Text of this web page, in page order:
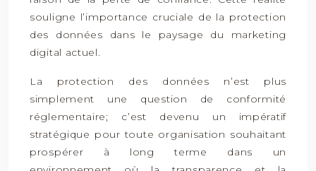
souligne l’importance cruciale de la protection
des données dans le paysage du marketing
digital actuel.
La protection des données n’est plus
simplement une question de conformité
réglementaire; c’est devenu un impératif
stratégique pour toute organisation souhaitant
prospérer à long terme dans un